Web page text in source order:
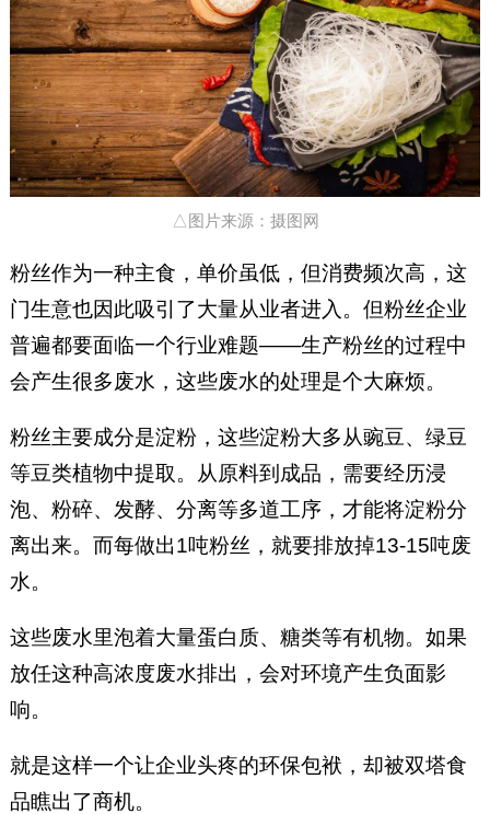
△图片来源：摄图网
粉丝作为一种主食，单价虽低，但消费频次高，这
门生意也因此吸引了大量从业者进入。但粉丝企业
普遍都要面临一个行业难题——生产粉丝的过程中
会产生很多废水，这些废水的处理是个大麻烦。
粉丝主要成分是淀粉，这些淀粉大多从豌豆、绿豆
等豆类植物中提取。从原料到成品，需要经历浸
泡、粉碎、发酵、分离等多道工序，才能将淀粉分
离出来。而每做出1吨粉丝，就要排放掉13-15吨废
水。
这些废水里泡着大量蛋白质、糖类等有机物。如果
放任这种高浓度废水排出，会对环境产生负面影
响。
就是这样一个让企业头疼的环保包袱，却被双塔食
品瞧出了商机。